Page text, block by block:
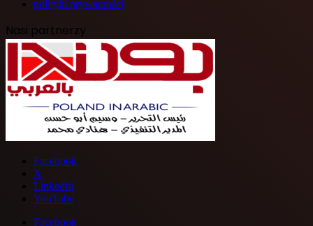
polityki prywatności
Nasi partnerzy
Facebook
X
LinkedIn
YouTube
Facebook